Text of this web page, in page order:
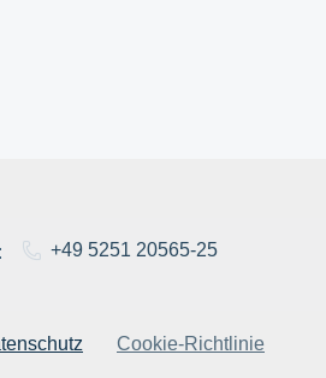
+49 5251 20565-25
Cookie-Richtlinie